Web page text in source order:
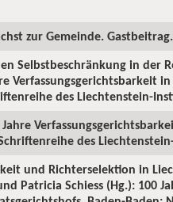
zur Gemeinde.
Selbstbeschränkung in der
Verfassungsgerichtsbarkeit
des Liechtenstein-
des
und Richterselektion in
Patricia Schiess (Hg.): 100